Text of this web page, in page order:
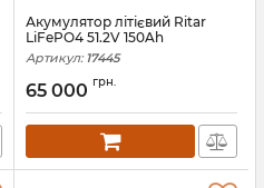
Акумулятор літієвий Ritar
LiFePO4 51.2V 150Ah
Артикул: 17445
65 000 грн.